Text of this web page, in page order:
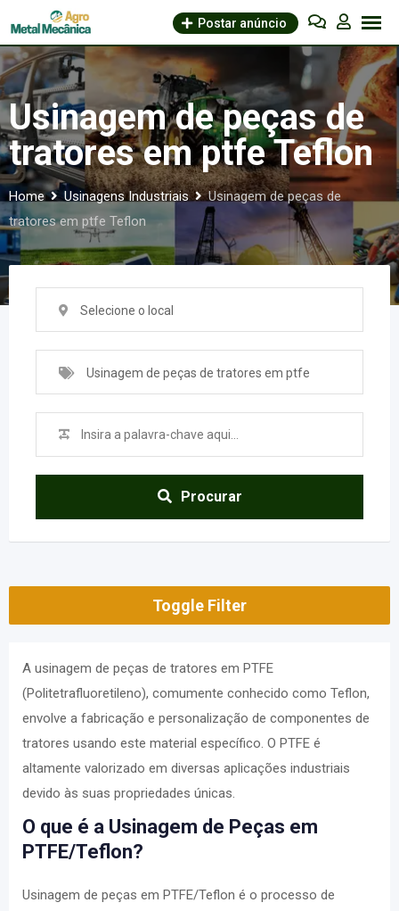
to
content
Postar anúncio
Usinagem de peças de
tratores em ptfe Teflon
Home Usinagens Industriais
Usinagem de peças de
tratores em ptfe Teflon
Selecione o local
Usinagem de peças de tratores em ptfe
Teflon
Procurar
Toggle Filter
A usinagem de peças de tratores em PTFE
(Politetrafluoretileno), comumente conhecido como Teflon,
envolve a fabricação e personalização de componentes de
tratores usando este material específico. O PTFE é
altamente valorizado em diversas aplicações industriais
devido às suas propriedades únicas.
O que é a Usinagem de Peças em
PTFE/Teflon?
Usinagem de peças em PTFE/Teflon é o processo de